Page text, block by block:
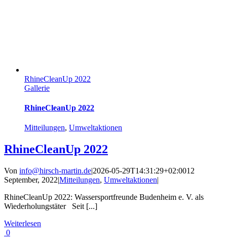
RhineCleanUp 2022
Gallerie
RhineCleanUp 2022
Mitteilungen, Umweltaktionen
RhineCleanUp 2022
Von info@hirsch-martin.de|2026-05-29T14:31:29+02:0012
September, 2022|Mitteilungen, Umweltaktionen|
RhineCleanUp 2022: Wassersportfreunde Budenheim e. V. als
Wiederholungstäter Seit [...]
Weiterlesen
0